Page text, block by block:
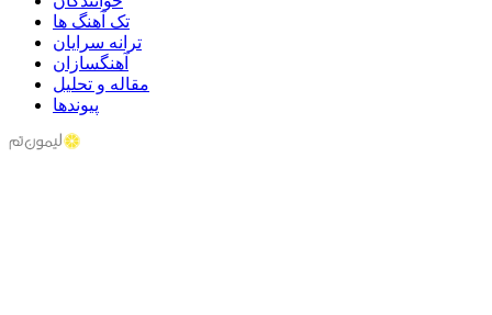
تک آهنگ ها
ترانه سرایان
آهنگسازان
مقاله و تحلیل
پیوندها